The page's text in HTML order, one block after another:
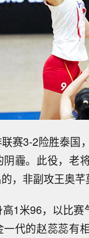
赛3-2险胜泰国
霾。此役，老
，非副攻王奥芊
1米96，以比
代的赵蕊蕊有